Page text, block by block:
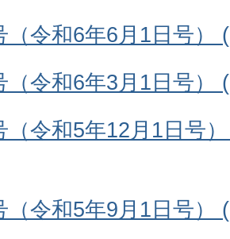
（令和6年6月1日号）
（令和6年3月1日号）
（令和5年12月1日号
（令和5年9月1日号）